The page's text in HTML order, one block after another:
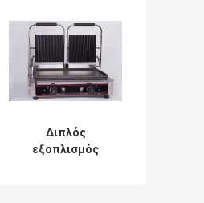
Διπλός
εξοπλισμός